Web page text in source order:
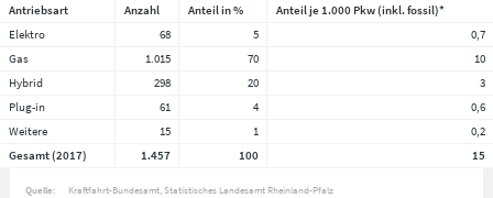
Antriebsart Anzahl Anteil in %
Anteil je 1.000 Pkw (inkl. fossil)*
Elektro
68 5
0,7
Gas
1.015 70
10
Hybrid
298 20
3
Plug-in
61 4
0,6
Weitere
15 1
0,2
Gesamt (2017)
1.457 100 15
Quelle: Kraftfahrt-Bundesamt, Statistisches Landesamt Rheinland-Pfalz